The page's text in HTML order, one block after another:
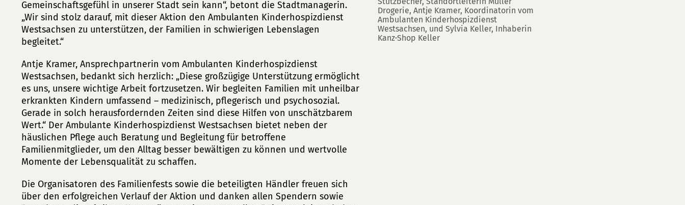
Gemeinschaftsgefühl in unserer Stadt sein kann“, betont die Stadtmanagerin.
„Wir sind stolz darauf, mit dieser Aktion den Ambulanten Kinderhospizdienst
Westsachsen zu unterstützen, der Familien in schwierigen Lebenslagen
begleitet.“
Antje Kramer, Ansprechpartnerin vom Ambulanten Kinderhospizdienst
Westsachsen, bedankt sich herzlich: „Diese großzügige Unterstützung ermöglicht
es uns, unsere wichtige Arbeit fortzusetzen. Wir begleiten Familien mit unheilbar
erkrankten Kindern umfassend – medizinisch, pflegerisch und psychosozial.
Gerade in solch herausfordernden Zeiten sind diese Hilfen von unschätzbarem
Wert.“ Der Ambulante Kinderhospizdienst Westsachsen bietet neben der
häuslichen Pflege auch Beratung und Begleitung für betroffene
Familienmitglieder, um den Alltag besser bewältigen zu können und wertvolle
Momente der Lebensqualität zu schaffen.
Die Organisatoren des Familienfests sowie die beteiligten Händler freuen sich
über den erfolgreichen Verlauf der Aktion und danken allen Spendern sowie
Drogerie, Antje Kramer, Koordinatorin vom
Ambulanten Kinderhospizdienst
Westsachsen, und Sylvia Keller, Inhaberin
Kanz-Shop Keller